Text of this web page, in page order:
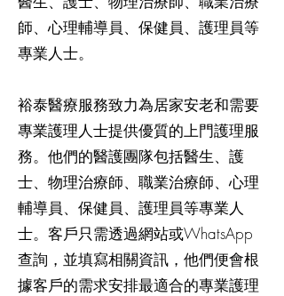
師、心理輔導員、保健員、護理員等
專業人士。
裕泰醫療服務致力為居家安老和需要
專業護理人士提供優質的上門護理服
務。他們的醫護團隊包括醫生、護
士、物理治療師、職業治療師、心理
輔導員、保健員、護理員等專業人
士。客戶只需透過網站或WhatsApp
查詢，並填寫相關資訊，他們便會根
據客戶的需求安排最適合的專業護理